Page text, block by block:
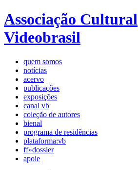
Associação Cultural
Videobrasil
quem somos
notícias
acervo
publicações
exposições
canal vb
coleção de autores
bienal
programa de residências
plataforma:vb
ff»dossier
apoie